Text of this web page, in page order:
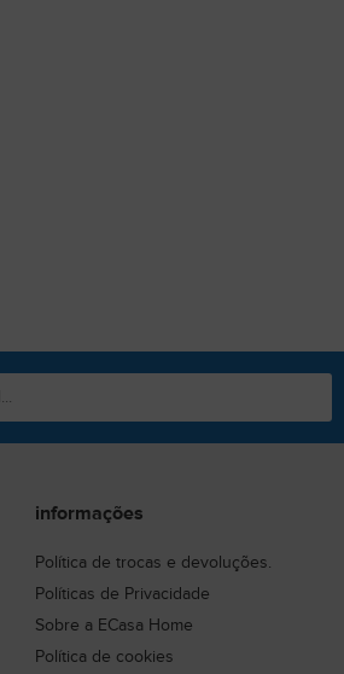
informações
Política de trocas e devoluções.
Políticas de Privacidade
Sobre a ECasa Home
Política de cookies